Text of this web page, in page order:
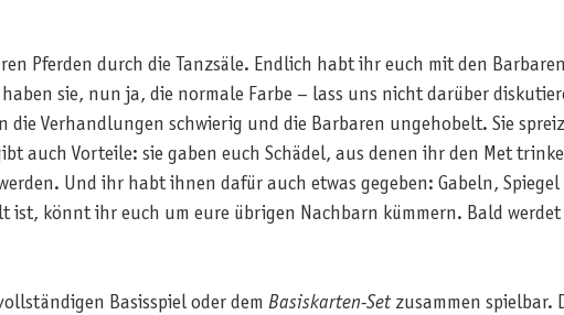
Pferden durch die Tanzsäle. Endlich habt ihr euch mit den
sie, nun ja, die normale Farbe – lass uns nicht darüber
Verhandlungen schwierig und die Barbaren ungehobelt. Sie
auch Vorteile: sie gaben euch Schädel, aus denen ihr den Met
Und ihr habt ihnen dafür auch etwas gegeben: Gabeln, Spiegel
könnt ihr euch um eure übrigen Nachbarn kümmern. Bald
Basisspiel oder dem Basiskarten-Setzusammen spielbar.